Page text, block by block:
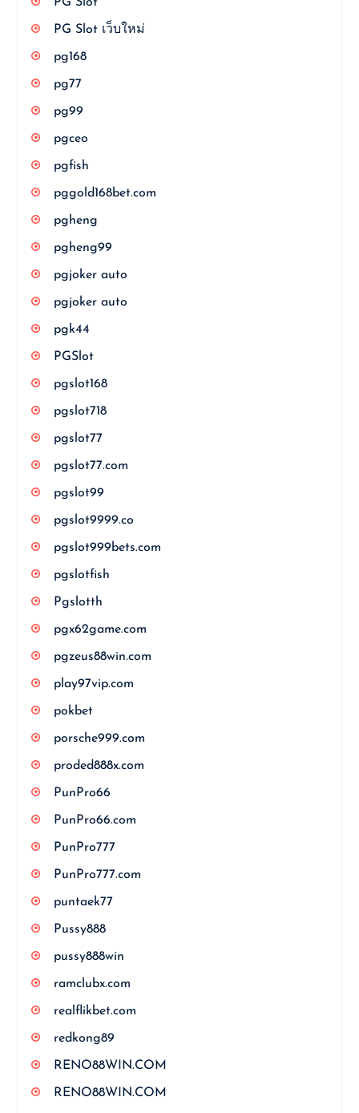
PG Slot
PG Slot เว็บใหม่
pg168
pg77
pg99
pgceo
pgfish
pggold168bet.com
pgheng
pgheng99
pgjoker auto
pgjoker auto
pgk44
PGSlot
pgslot168
pgslot718
pgslot77
pgslot77.com
pgslot99
pgslot9999.co
pgslot999bets.com
pgslotfish
Pgslotth
pgx62game.com
pgzeus88win.com
play97vip.com
pokbet
porsche999.com
proded888x.com
PunPro66
PunPro66.com
PunPro777
PunPro777.com
puntaek77
Pussy888
pussy888win
ramclubx.com
realflikbet.com
redkong89
RENO88WIN.COM
RENO88WIN.COM